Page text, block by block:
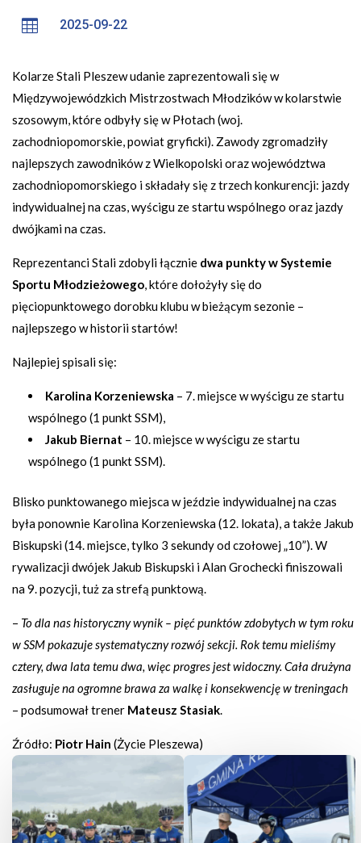
 2025-09-22
Kolarze Stali Pleszew udanie zaprezentowali się w
Międzywojewódzkich Mistrzostwach Młodzików w kolarstwie
szosowym, które odbyły się w Płotach (woj.
zachodniopomorskie, powiat gryficki). Zawody zgromadziły
najlepszych zawodników z Wielkopolski oraz województwa
zachodniopomorskiego i składały się z trzech konkurencji: jazdy
indywidualnej na czas, wyścigu ze startu wspólnego oraz jazdy
dwójkami na czas.
Reprezentanci Stali zdobyli łącznie dwa punkty w Systemie
Sportu Młodzieżowego , które dołożyły się do
pięciopunktowego dorobku klubu w bieżącym sezonie –
najlepszego w historii startów!
Najlepiej spisali się:
Karolina Korzeniewska – 7. miejsce w wyścigu ze startu
wspólnego (1 punkt SSM),
Jakub Biernat – 10. miejsce w wyścigu ze startu
wspólnego (1 punkt SSM).
Blisko punktowanego miejsca w jeździe indywidualnej na czas
była ponownie Karolina Korzeniewska (12. lokata), a także Jakub
Biskupski (14. miejsce, tylko 3 sekundy od czołowej „10”). W
rywalizacji dwójek Jakub Biskupski i Alan Grochecki finiszowali
na 9. pozycji, tuż za strefą punktową.
– To dla nas historyczny wynik – pięć punktów zdobytych w tym roku
w SSM pokazuje systematyczny rozwój sekcji. Rok temu mieliśmy
cztery, dwa lata temu dwa, więc progres jest widoczny. Cała drużyna
zasługuje na ogromne brawa za walkę i konsekwencję w treningach
– podsumował trener Mateusz Stasiak
Źródło: Piotr Hain (Życie Pleszewa)